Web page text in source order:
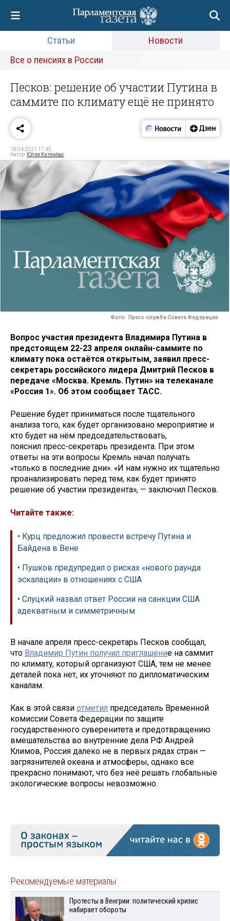
Статьи
Новости
Все о пенсиях в России
Песков: решение об участии Путина в
саммите по климату ещё не принято
18.04.2021 17:45
Автор: Юлия Катенёва
Фото: Пресс-служба Совета Федерации
Вопрос участия президента Владимира Путина в
предстоящем 22-23 апреля онлайн-саммите по
климату пока остаётся открытым, заявил пресс-
секретарь российского лидера Дмитрий Песков в
передаче «Москва. Кремль. Путин» на телеканале
«Россия 1». Об этом сообщает ТАСС.
Решение будет приниматься после тщательного
анализа того, как будет организовано мероприятие и
кто будет на нём председательствовать,
пояснил пресс-секретарь президента. При этом
ответы на эти вопросы Кремль начал получать
«только в последние дни». «И нам нужно их тщательно
проанализировать перед тем, как будет принято
решение об участии президента», — заключил Песков.
Читайте также:
• Курц предложил провести встречу Путина и
Байдена в Вене
• Пушков предупредил о рисках «нового раунда
эскалации» в отношениях с США
• Слуцкий назвал ответ России на санкции США
адекватным и симметричным
В начале апреля пресс-секретарь Песков сообщал,
что Владимир Путин получил приглашение на саммит
по климату, который организуют США, тем не менее
деталей пока нет, их уточняют по дипломатическим
каналам.
Как в этой связи отметил председатель Временной
комиссии Совета Федерации по защите
государственного суверенитета и предотвращению
вмешательства во внутренние дела РФ Андрей
Климов, Россия далеко не в первых рядах стран —
загрязнителей океана и атмосферы, однако все
прекрасно понимают, что без неё решать глобальные
экологические вопросы невозможно.
Рекомендуемые материалы
Протесты в Венгрии: политический кризис
набирает обороты